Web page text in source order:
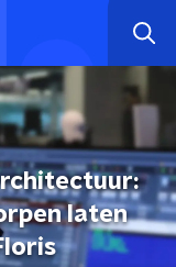
laten